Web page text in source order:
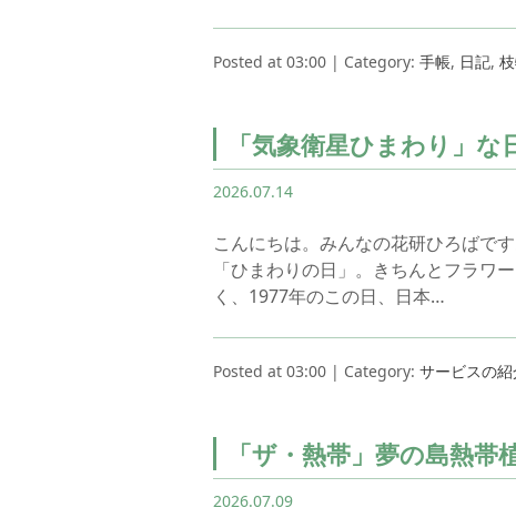
Posted at 03:00 | Category: 手帳, 日記,
「気象衛星ひまわり」な
2026.07.14
こんにちは。みんなの花研ひろばで
「ひまわりの日」。きちんとフラ
く、1977年のこの日、日本…
Posted at 03:00 | Category: サービスの紹
「ザ・熱帯」夢の島熱帯
2026.07.09